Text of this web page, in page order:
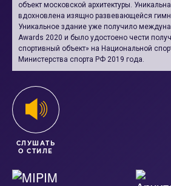
объект московской архитектуры.
вдохновлена изящно развевающейся
Уникальное здание уже получило
Awards 2020 и было удостоено чести
спортивный объект» на Национальной
Министерства спорта РФ 2019 года.
СЛУШАТЬ
О СТИЛЕ